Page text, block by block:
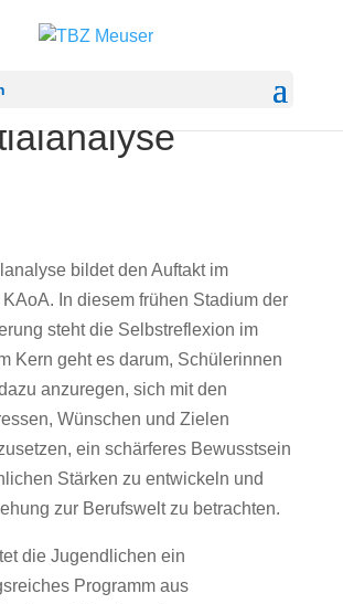
bildet den Auftakt im
In diesem frühen Stadium der
steht die Selbstreflexion im
Kern geht es darum, Schülerinnen
anzuregen, sich mit den
Wünschen und Zielen
ein schärferes Bewusstsein
Stärken zu entwickeln und
zur Berufswelt zu betrachten.
die Jugendlichen ein
Programm aus